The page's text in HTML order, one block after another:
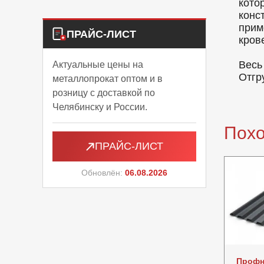
ПРАЙС-ЛИСТ
Актуальные цены на
металлопрокат оптом и в
розницу с доставкой по
Челябинску и России.
ПРАЙС-ЛИСТ
Обновлён: 06.08.2026